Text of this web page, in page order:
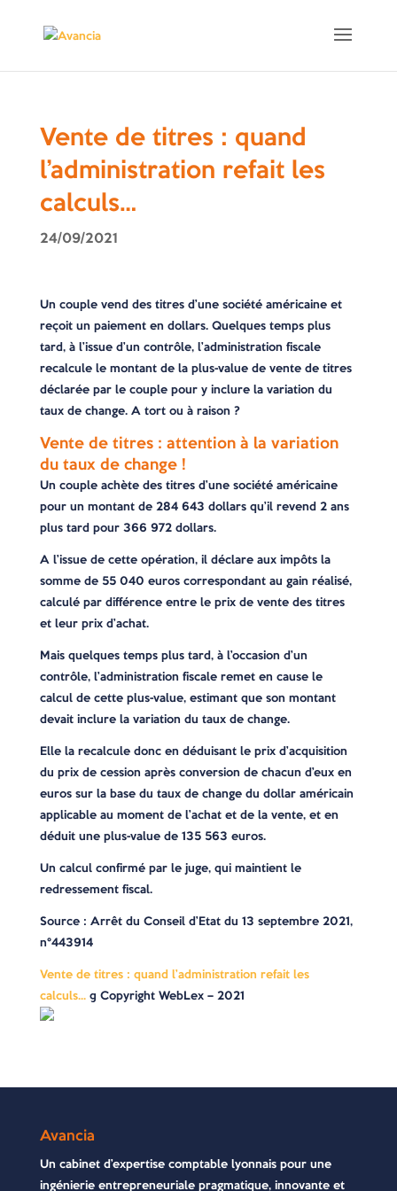
Vente de titres : quand
l’administration refait les
calculs…
24/09/2021
Un couple vend des titres d’une société américaine et
reçoit un paiement en dollars. Quelques temps plus
tard, à l’issue d’un contrôle, l’administration fiscale
recalcule le montant de la plus-value de vente de titres
déclarée par le couple pour y inclure la variation du
taux de change. A tort ou à raison ?
Vente de titres : attention à la variation
du taux de change !
Un couple achète des titres d’une société américaine
pour un montant de 284 643 dollars qu’il revend 2 ans
plus tard pour 366 972 dollars.
A l’issue de cette opération, il déclare aux impôts la
somme de 55 040 euros correspondant au gain réalisé,
calculé par différence entre le prix de vente des titres
et leur prix d’achat.
Mais quelques temps plus tard, à l’occasion d’un
contrôle, l’administration fiscale remet en cause le
calcul de cette plus-value, estimant que son montant
devait inclure la variation du taux de change.
Elle la recalcule donc en déduisant le prix d’acquisition
du prix de cession après conversion de chacun d’eux en
euros sur la base du taux de change du dollar américain
applicable au moment de l’achat et de la vente, et en
déduit une plus-value de 135 563 euros.
Un calcul confirmé par le juge, qui maintient le
redressement fiscal.
Source: Arrêt du Conseil d’Etat du 13 septembre 2021,
n°443914
Vente de titres : quand l’administration refait les
calculs…© Copyright WebLex – 2021
Avancia
Un cabinet d’expertise comptable lyonnais pour une
ingénierie entrepreneuriale pragmatique, innovante et